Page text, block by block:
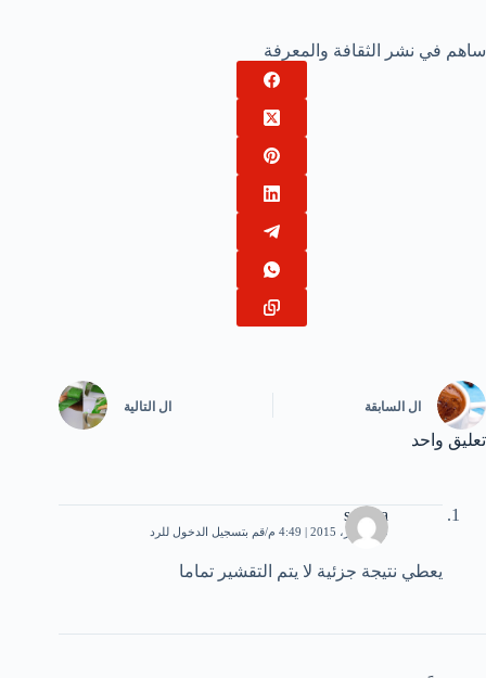
ساهم في نشر الثقافة والمعرفة
ال السابقة ال التالية
تعليق واحد
samira
20 أكتوبر، 2015 | 4:49 م قم بتسجيل الدخول للرد
يعطي نتيجة جزئية لا يتم التقشير تماما